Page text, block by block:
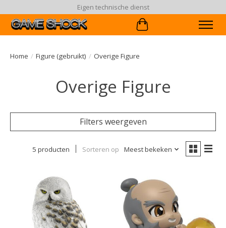
Eigen technische dienst
Winkelwagen
Home / Figure (gebruikt) / Overige Figure
Overige Figure
Filters weergeven
5 producten Sorteren op Meest bekeken